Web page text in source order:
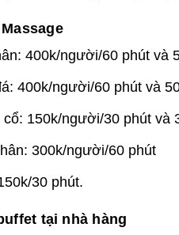
400k/người/60 phút và
400k/người/60 phút và
150k/người/30 phút và
300k/người/60 phút
30 phút.
tại nhà hàng